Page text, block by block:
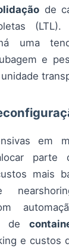
de
uma
e
em
parte
mais
de
e custos